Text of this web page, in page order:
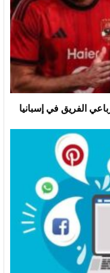
الفريق في إسبانيا